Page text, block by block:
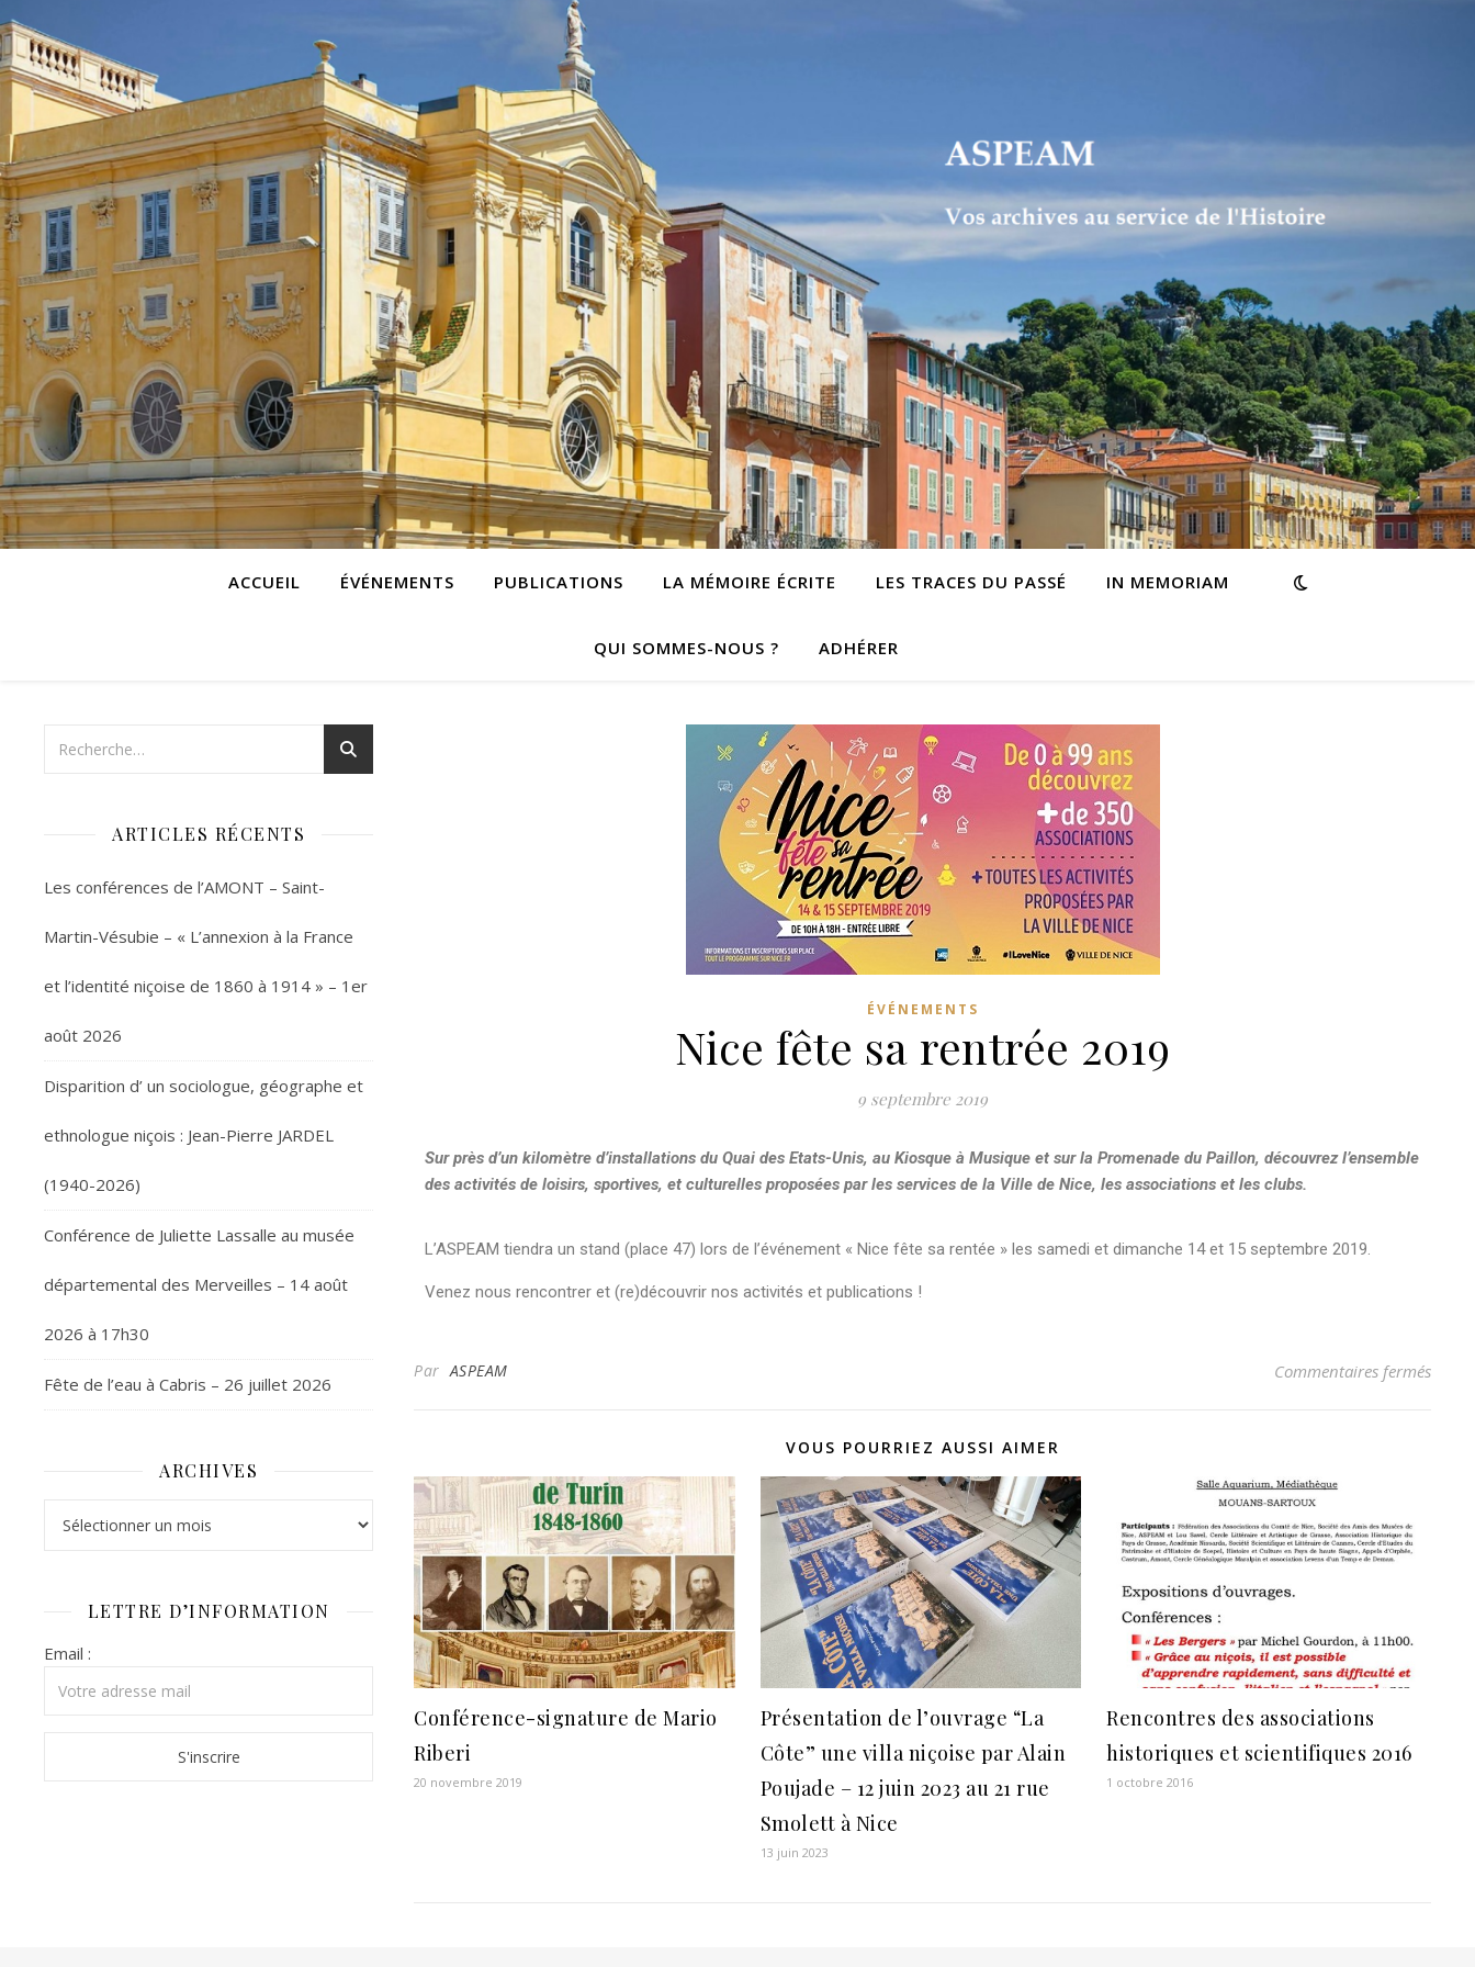
ACCUEIL ÉVÉNEMENTS PUBLICATIONS LA MÉMOIRE ÉCRITE LES TRACES DU PASSÉ IN MEMORIAM
QUI SOMMES-NOUS ? ADHÉRER
ARTICLES RÉCENTS
Les conférences de l’AMONT – Saint-
Martin-Vésubie – « L’annexion à la France
et l’identité niçoise de 1860 à 1914 » – 1er
août 2026
Disparition d’ un sociologue, géographe et
ethnologue niçois : Jean-Pierre JARDEL
(1940-2026)
Conférence de Juliette Lassalle au musée
départemental des Merveilles – 14 août
2026 à 17h30
Fête de l’eau à Cabris – 26 juillet 2026
ARCHIVES
LETTRE D’INFORMATION
Email :
ÉVÉNEMENTS
Nice fête sa rentrée 2019
9 septembre 2019
Sur près d’un kilomètre d’installations du Quai des Etats-Unis, au Kiosque à Musique et sur la Promenade du Paillon, découvrez l’ensemble
des activités de loisirs, sportives, et culturelles proposées par les services de la Ville de Nice, les associations et les clubs.
L’ASPEAM tiendra un stand (place 47) lors de l’événement « Nice fête sa rentée » les samedi et dimanche 14 et 15 septembre 2019.
Venez nous rencontrer et (re)découvrir nos activités et publications !
ParASPEAM Commentaires fermés
VOUS POURRIEZ AUSSI AIMER
Conférence-signature de Mario
Riberi
20 novembre 2019
Présentation de l’ouvrage “La
Côte” une villa niçoise par Alain
Poujade – 12 juin 2023 au 21 rue
Smolett à Nice
13 juin 2023
Rencontres des associations
historiques et scientifiques 2016
1 octobre 2016